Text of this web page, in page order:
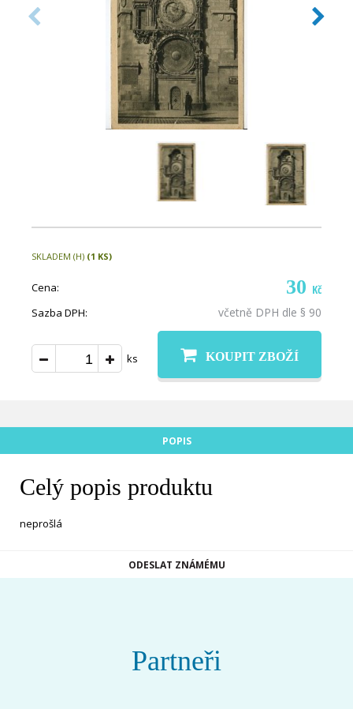
SKLADEM (H) (1 KS)
Cena: 30 Kč
Sazba DPH: včetně DPH dle § 90
ks KOUPIT ZBOŽÍ
POPIS
Celý popis produktu
neprošlá
ODESLAT ZNÁMÉMU
Partneři